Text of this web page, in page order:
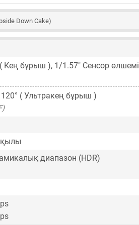
Down Cake)
Кең бұрыш ), 1/1.57" Сенсор өлшемі
( Ультракең бұрыш )
диапазон (HDR)